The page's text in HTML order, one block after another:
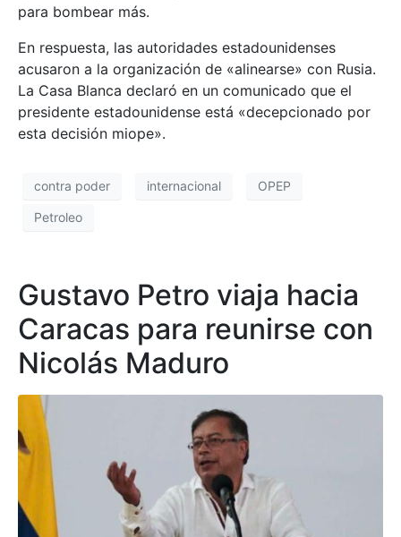
para bombear más.
En respuesta, las autoridades estadounidenses
acusaron a la organización de «alinearse» con Rusia.
La Casa Blanca declaró en un comunicado que el
presidente estadounidense está «decepcionado por
esta decisión miope».
contra poder internacional OPEP
Petroleo
Gustavo Petro viaja hacia
Caracas para reunirse con
Nicolás Maduro